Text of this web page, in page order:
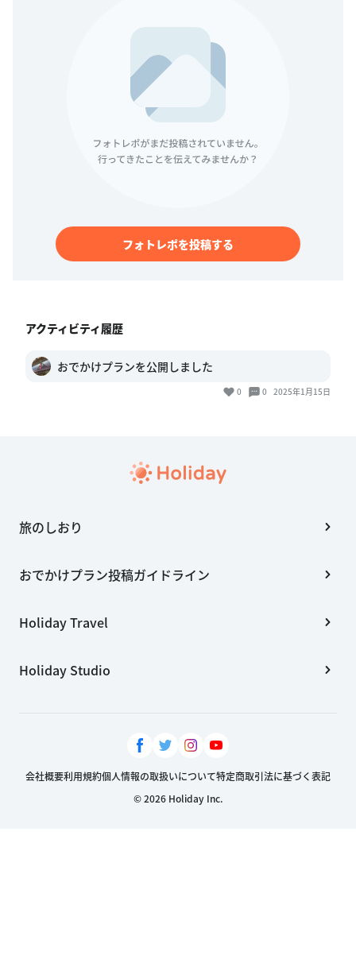
フォトレポを投稿する
アクティビティ履歴
おでかけプランを公開しました
0 0 2025年1月15日
旅のしおり
おでかけプラン投稿ガイドライン
Holiday Travel
Holiday Studio
会社概要利用規約個人情報の取扱いについて特定商取引法に基づく表記
© 2026 Holiday Inc.